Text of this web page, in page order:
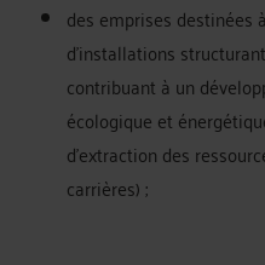
des emprises destinées
d’installations
contribuant à un
écologique et
d’extraction des
carrières) ;